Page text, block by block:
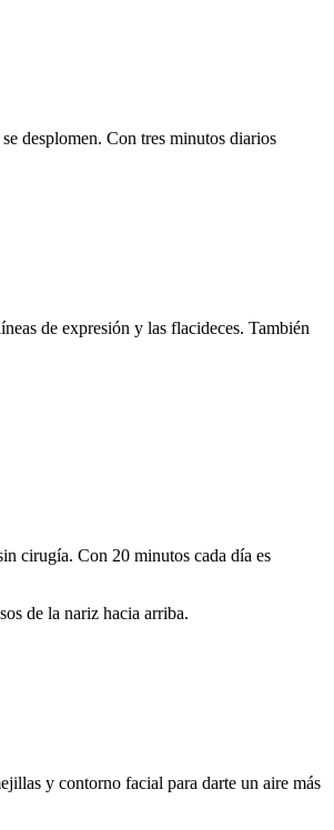
desplomen. Con tres minutos diarios
de expresión y las flacideces. También
cirugía. Con 20 minutos cada día es
de la nariz hacia arriba.
y contorno facial para darte un aire más